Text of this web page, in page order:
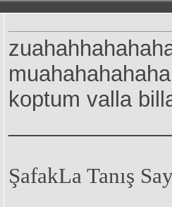
koptum valla
ŞafakLa Tanış